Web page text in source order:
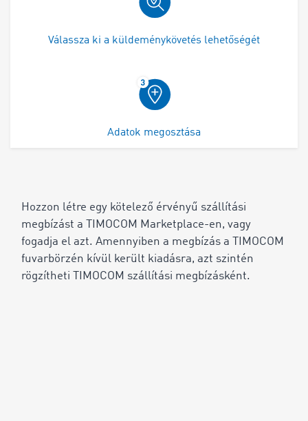
Válassza ki a küldeménykövetés lehetőségét
Adatok megosztása
Hozzon létre egy kötelező érvényű szállítási
megbízást a TIMOCOM Marketplace-en, vagy
fogadja el azt. Amennyiben a megbízás a TIMOCOM
fuvarbörzén kívül került kiadásra, azt szintén
rögzítheti TIMOCOM szállítási megbízásként.